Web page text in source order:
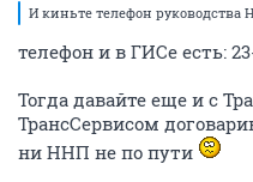
И киньте телефон руководства
телефон и в ГИСе есть:
Тогда давайте еще и с
ТрансСервисом
ни ННП не по пути